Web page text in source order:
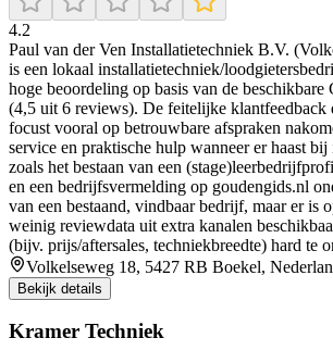
4.2
Paul van der Ven Installatietechniek B.V.
is een lokaal installatietechniek/
hoge beoordeling op basis van de beschikbare
(4,5 uit 6 reviews). De feitelijke klantfeedback
focust vooral op betrouwbare afspraken
service en praktische hulp wanneer er haast
zoals het bestaan van een
en een bedrijfsvermelding op goudengids.nl
van een bestaand, vindbaar bedrijf, maar er is
weinig reviewdata uit extra kanalen
(bijv. prijs/aftersales, techniekbreedte) hard te
Volkelseweg 18, 5427 RB Boekel,
Bekijk details
Kramer Techniek